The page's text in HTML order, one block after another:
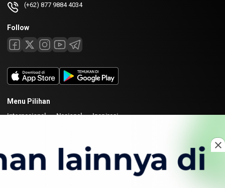
(+62) 877 9884 4034
Follow
Menu Pilihan
Internasional Nasional Inspirasi
Redaksi Kirim Karya
Copyright © 2026 Analisa. All rights reserved.